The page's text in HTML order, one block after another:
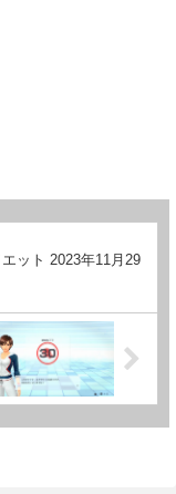
ット 2023年11月29